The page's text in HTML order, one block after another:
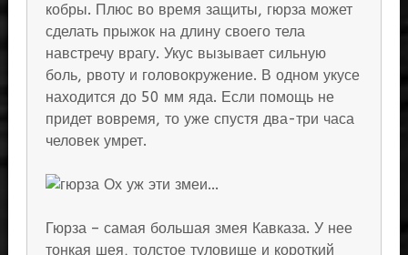
кобры. Плюс во время защиты, гюрза может
сделать прыжок на длину своего тела
навстречу врагу. Укус вызывает сильную
боль, рвоту и головокружение. В одном укусе
находится до 50 мм яда. Если помощь не
придет вовремя, то уже спустя два-три часа
человек умрет.
Гюрза – самая большая змея Кавказа. У нее
тонкая шея, толстое туловище и короткий